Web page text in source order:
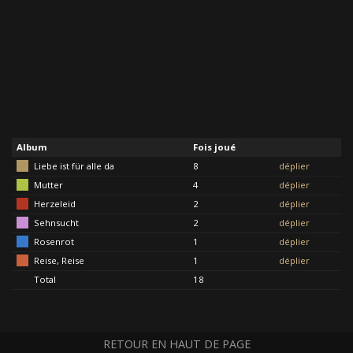
Album
Fois joué
Liebe ist für alle da
8
déplier
Mutter
4
déplier
Herzeleid
2
déplier
Sehnsucht
2
déplier
Rosenrot
1
déplier
Reise, Reise
1
déplier
Total
18
RETOUR EN HAUT DE PAGE